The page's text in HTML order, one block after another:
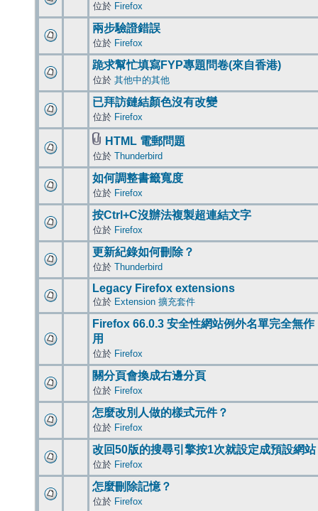
位於 Firefox
兩步驗證錯誤
位於 Firefox
跪求幫忙填寫FYP專題問卷(來自香港)
位於 其他中的其他
已拜訪鏈結顏色沒有改變
位於 Firefox
HTML 電郵問題
位於 Thunderbird
如何調整書籤寬度
位於 Firefox
按Ctrl+C沒辦法複製超連結文字
位於 Firefox
更新紀錄如何刪除？
位於 Thunderbird
Legacy Firefox extensions
位於 Extension 擴充套件
Firefox 66.0.3 安全性網站例外名單完全無作
用
位於 Firefox
關分頁會換成右邊分頁
位於 Firefox
怎麼改別人做的樣式元件？
位於 Firefox
改回50版的搜尋引擎按1次就設定成預設網站
位於 Firefox
怎麼刪除記憶？
位於 Firefox